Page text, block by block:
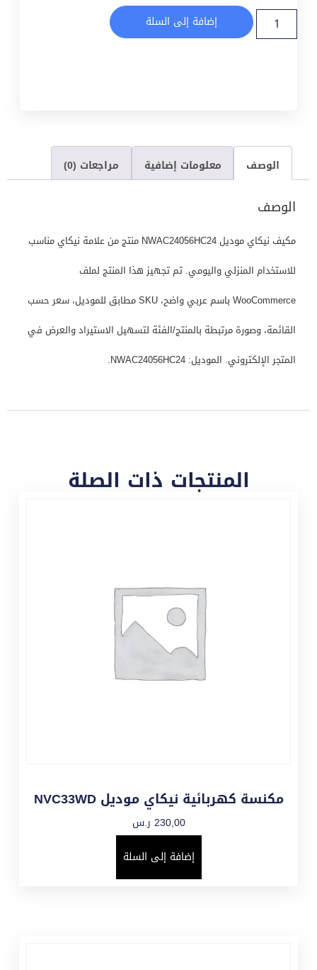
إضافة إلى السلة
الوصف معلومات إضافية مراجعات (0)
الوصف
مكيف نيكاي موديل NWAC24056HC24 منتج من علامة نيكاي مناسب
للاستخدام المنزلي واليومي. تم تجهيز هذا المنتج لملف
WooCommerce باسم عربي واضح، SKU مطابق للموديل، سعر حسب
القائمة، وصورة مرتبطة بالمنتج/الفئة لتسهيل الاستيراد والعرض في
المتجر الإلكتروني. الموديل: NWAC24056HC24.
المنتجات ذات الصلة
مكنسة كهربائية نيكاي موديل NVC33WD
230,00 ر.س
إضافة إلى السلة